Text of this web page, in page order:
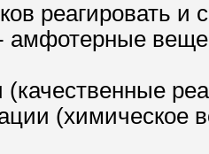
реагировать и
амфотерные
(качественные
(химическое